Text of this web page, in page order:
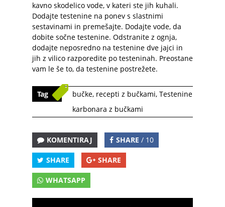
kavno skodelico vode, v kateri ste jih kuhali.
Dodajte testenine na ponev s slastnimi
sestavinami in premešajte. Dodajte vode, da
dobite sočne testenine. Odstranite z ognja,
dodajte neposredno na testenine dve jajci in
jih z vilico razporedite po testeninah. Preostane
vam le še to, da testenine postrežete.
Tag bučke, recepti z bučkami, Testenine
karbonara z bučkami
KOMENTIRAJ SHARE / 10
SHARE SHARE
WHATSAPP